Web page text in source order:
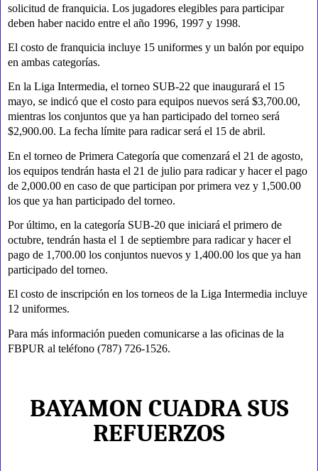
solicitud de franquicia. Los jugadores elegibles para participar
deben haber nacido entre el año 1996, 1997 y 1998.
El costo de franquicia incluye 15 uniformes y un balón por equipo
en ambas categorías.
En la Liga Intermedia, el torneo SUB-22 que inaugurará el 15
mayo, se indicó que el costo para equipos nuevos será $3,700.00,
mientras los conjuntos que ya han participado del torneo será
$2,900.00. La fecha límite para radicar será el 15 de abril.
En el torneo de Primera Categoría que comenzará el 21 de agosto,
los equipos tendrán hasta el 21 de julio para radicar y hacer el pago
de 2,000.00 en caso de que participan por primera vez y 1,500.00
los que ya han participado del torneo.
Por último, en la categoría SUB-20 que iniciará el primero de
octubre, tendrán hasta el 1 de septiembre para radicar y hacer el
pago de 1,700.00 los conjuntos nuevos y 1,400.00 los que ya han
participado del torneo.
El costo de inscripción en los torneos de la Liga Intermedia incluye
12 uniformes.
Para más información pueden comunicarse a las oficinas de la
FBPUR al teléfono (787) 726-1526.
BAYAMON CUADRA SUS
REFUERZOS